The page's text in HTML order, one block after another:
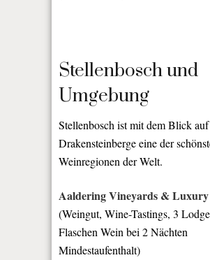
Stellenbosch und
Umgebung
Stellenbosch ist mit dem Blick
Drakensteinberge eine der
Weinregionen der Welt.
Aaldering Vineyards & Luxury
(Weingut, Wine-Tastings, 3
Flaschen Wein bei 2 Nächten
Mindestaufenthalt)